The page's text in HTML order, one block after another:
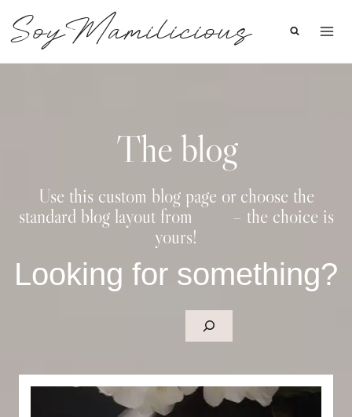
contenido
SoyMamilicious
The blog
Use this custom blog page or choose the
standard blog layout from
– the choice is
yours!
Looking for something?
a
r